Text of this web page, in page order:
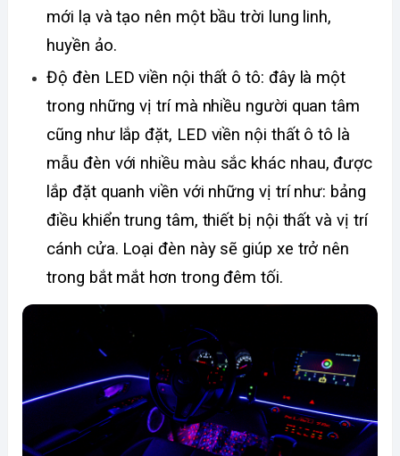
mới lạ và tạo nên một bầu trời lung linh,
huyền ảo.
Độ đèn LED viền nội thất ô tô: đây là một
trong những vị trí mà nhiều người quan tâm
cũng như lắp đặt, LED viền nội thất ô tô là
mẫu đèn với nhiều màu sắc khác nhau, được
lắp đặt quanh viền với những vị trí như: bảng
điều khiển trung tâm, thiết bị nội thất và vị trí
cánh cửa. Loại đèn này sẽ giúp xe trở nên
trong bắt mắt hơn trong đêm tối.